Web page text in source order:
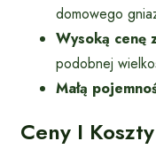
domowego
Wysoką cenę
podobnej
Małą
Ceny I